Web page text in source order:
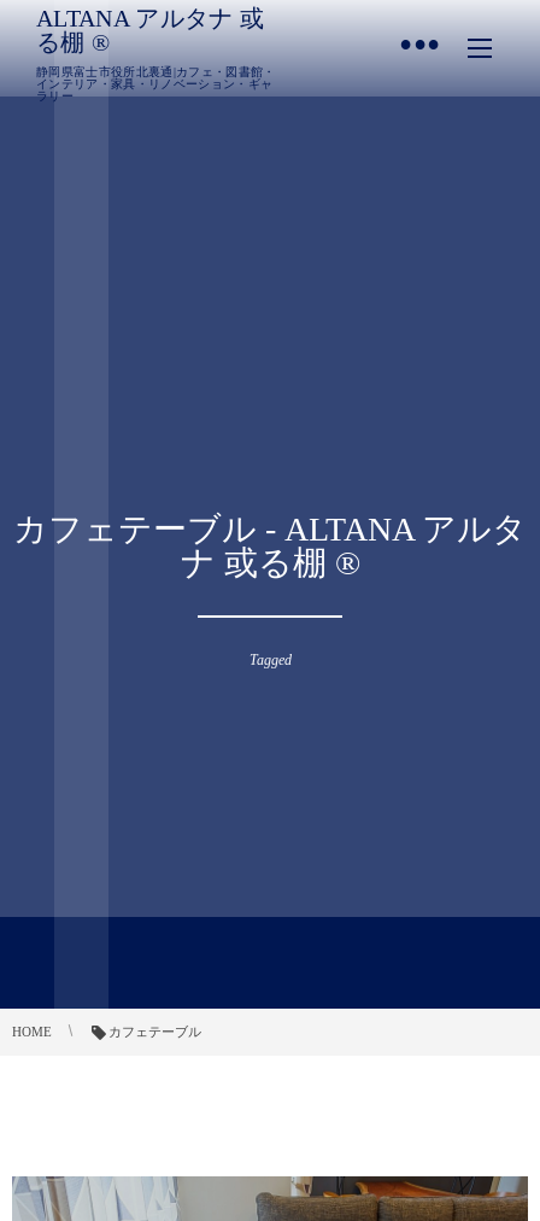
ALTANA アルタナ 或
る棚 ®︎
静岡県富士市役所北裏通|カフェ・図書館・
インテリア・家具・リノベーション・ギャ
ラリー
•
カフェテーブル - ALTANA アルタ
ナ 或る棚 ®︎
Tagged
HOME カフェテーブル